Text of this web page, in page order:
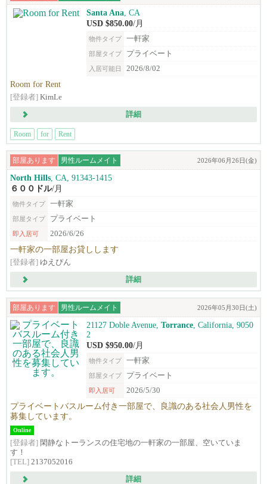
Santa Ana , CA
USD $850.00/月
物件タイプ 一軒家
部屋タイプ プライベート
入居可能日 2026/8/02
Room for Rent
[登録者] KimLe
詳細
Room for Rent
部屋あります 男性ルームメイト 2026年06月26日(金)
North Hills , CA, 91343-1415
６００ドル/月
物件タイプ 一軒家
部屋タイプ プライベート
即入居可 2026/6/26
一軒家の一部屋お貸しします
[登録者] ゆえぴん
詳細
部屋あります 男性ルームメイト 2026年05月30日(土)
21127 Doble Avenue, Torrance , California, 9050
2
USD $950.00/月
物件タイプ 一軒家
部屋タイプ プライベート
即入居可 2026/5/30
プライベートバスルーム付き一部屋で、良識のある社会人男性を
募集しています。
Online
[登録者] 閑静なトーランスの住宅地の一軒家の一部屋、空いていま
す！
[TEL] 2137052016
詳細